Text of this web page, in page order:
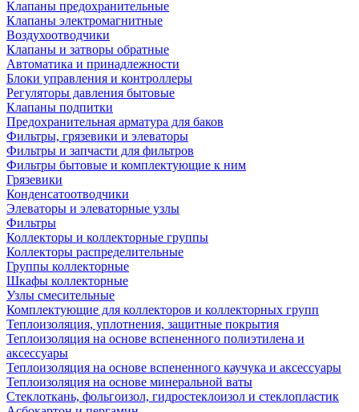
Клапаны предохранительные
Клапаны электромагнитные
Воздухоотводчики
Клапаны и затворы обратные
Автоматика и принадлежности
Блоки управления и контроллеры
Регуляторы давления бытовые
Клапаны подпитки
Предохранительная арматура для баков
Фильтры, грязевики и элеваторы
Фильтры и запчасти для фильтров
Фильтры бытовые и комплектующие к ним
Грязевики
Конденсатоотводчики
Элеваторы и элеваторные узлы
Фильтры
Коллекторы и коллекторные группы
Коллекторы распределительные
Группы коллекторные
Шкафы коллекторные
Узлы смесительные
Комплектующие для коллекторов и коллекторных групп
Теплоизоляция, уплотнения, защитные покрытия
Теплоизоляция на основе вспененного полиэтилена и
аксессуары
Теплоизоляция на основе вспененного каучука и аксессуары
Теплоизоляция на основе минеральной ваты
Стеклоткань, фольгоизол, гидростеклоизол и стеклопластик